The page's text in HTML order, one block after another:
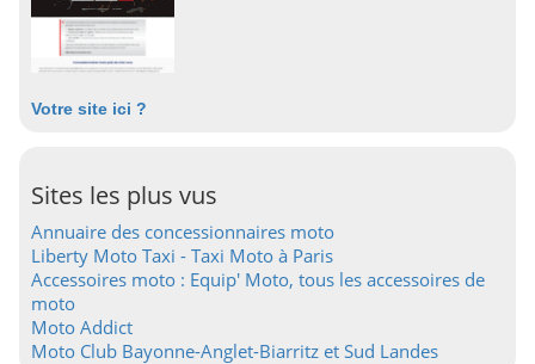
Votre site ici ?
Sites les plus vus
Annuaire des concessionnaires moto
Liberty Moto Taxi - Taxi Moto à Paris
Accessoires moto : Equip' Moto, tous les accessoires de
moto
Moto Addict
Moto Club Bayonne-Anglet-Biarritz et Sud Landes